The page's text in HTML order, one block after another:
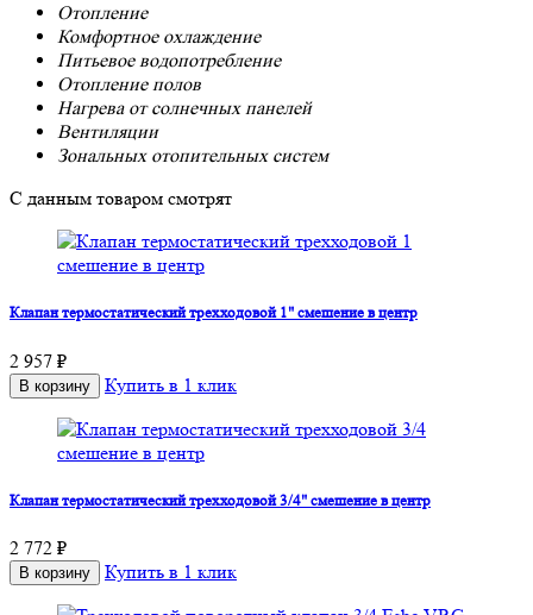
Отопление
Комфортное охлаждение
Питьевое водопотребление
Отопление полов
Нагрева от солнечных панелей
Вентиляции
Зональных отопительных систем
С данным товаром смотрят
Клапан термостатический трехходовой 1" смешение в центр
2 957 ₽
В корзину Купить в 1 клик
Клапан термостатический трехходовой 3/4" смешение в центр
2 772 ₽
В корзину Купить в 1 клик